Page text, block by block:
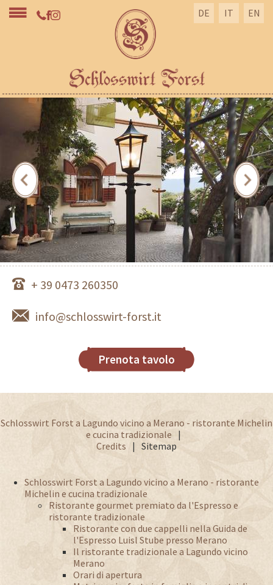
DE IT EN
+ 39 0473 260350
info@schlosswirt-forst.it
Prenota tavolo
Schlosswirt Forst a Lagundo vicino a Merano - ristorante Michelin
e cucina tradizionale
Credits
Sitemap
Schlosswirt Forst a Lagundo vicino a Merano - ristorante
Michelin e cucina tradizionale
Ristorante gourmet premiato da l'Espresso e
ristorante tradizionale
Ristorante con due cappelli nella Guida de
l'Espresso Luisl Stube presso Merano
Il ristorante tradizionale a Lagundo vicino
Merano
Orari di apertura